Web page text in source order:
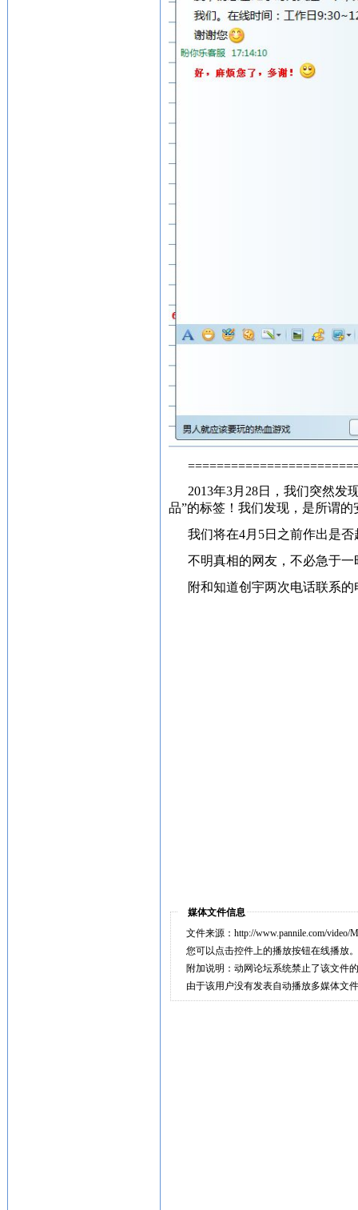
2013年3月28日，我们突然发
品”的标签！我们发现，是所谓
我们将在4月5日之前作出是
不明真相的网友，不必急于
附和知道创宇两次电话联系的
媒体文件信息
文件来源：http://www.pannile.com/video/
您可以点击控件上的播放按钮在线播放
附加说明：动网论坛系统禁止了该文件
由于该用户没有发表自动播放多媒体文